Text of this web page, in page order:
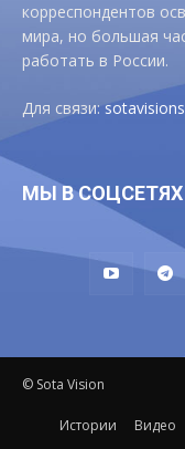
корреспондентов
мира, но большая
работать в России.
Для связи:
МЫ В СОЦСЕТЯХ
© Sota Vision
Истории Видео